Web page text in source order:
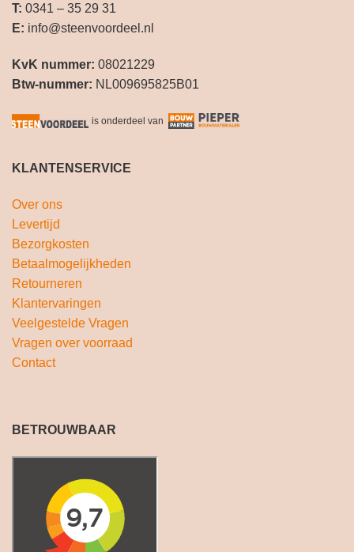
T: 0341 – 35 29 31
E: info@steenvoordeel.nl
KvK nummer: 08021229
Btw-nummer: NL009695825B01
is onderdeel van
KLANTENSERVICE
Over ons
Levertijd
Bezorgkosten
Betaalmogelijkheden
Retourneren
Klantervaringen
Veelgestelde Vragen
Vragen over voorraad
Contact
BETROUWBAAR